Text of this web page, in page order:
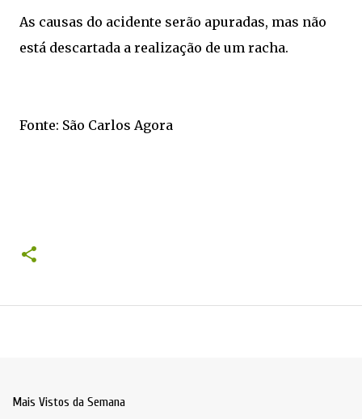
As causas do acidente serão apuradas, mas não
está descartada a realização de um racha.
Fonte: São Carlos Agora
Mais Vistos da Semana